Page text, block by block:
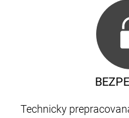
Technicky